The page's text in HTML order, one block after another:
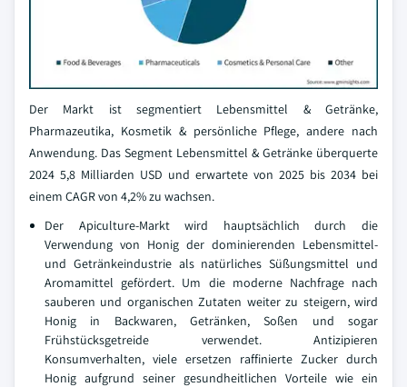
Der Markt ist segmentiert Lebensmittel & Getränke,
Pharmazeutika, Kosmetik & persönliche Pflege, andere nach
Anwendung. Das Segment Lebensmittel & Getränke überquerte
2024 5,8 Milliarden USD und erwartete von 2025 bis 2034 bei
einem CAGR von 4,2% zu wachsen.
Der Apiculture-Markt wird hauptsächlich durch die
Verwendung von Honig der dominierenden Lebensmittel-
und Getränkeindustrie als natürliches Süßungsmittel und
Aromamittel gefördert. Um die moderne Nachfrage nach
sauberen und organischen Zutaten weiter zu steigern, wird
Honig in Backwaren, Getränken, Soßen und sogar
Frühstücksgetreide verwendet. Antizipieren
Konsumverhalten, viele ersetzen raffinierte Zucker durch
Honig aufgrund seiner gesundheitlichen Vorteile wie ein